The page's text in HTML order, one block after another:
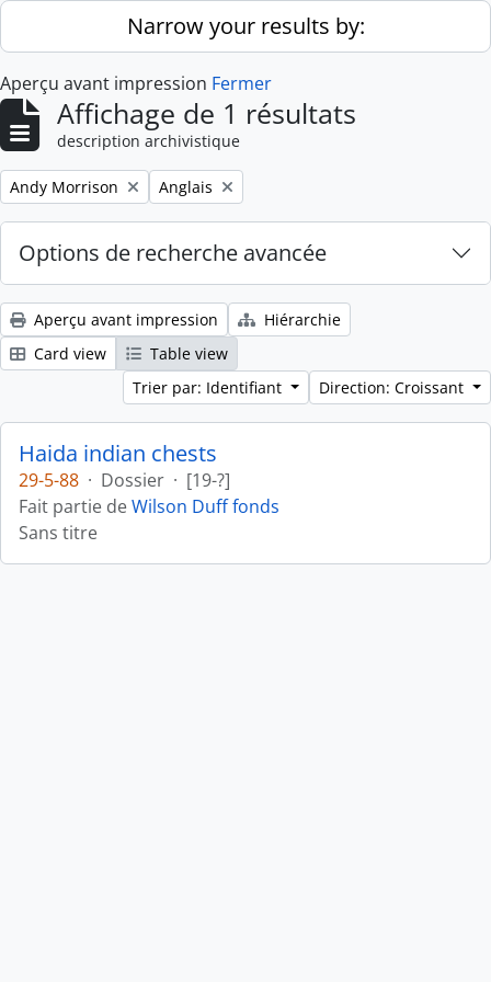
Skip to main contentNarrow your results by:
Aperçu avant impression Fermer
Affichage de 1 résultats
description archivistique
Remove filter:
Andy Morrison Remove filter:
Anglais
Options de recherche avancée
Aperçu avant impression
Hiérarchie
Card view
Table view
Trier par: Identifiant
Direction: Croissant
Haida indian chests
29-5-88 · Dossier · [19-?]
Fait partie deWilson Duff fonds
Sans titre